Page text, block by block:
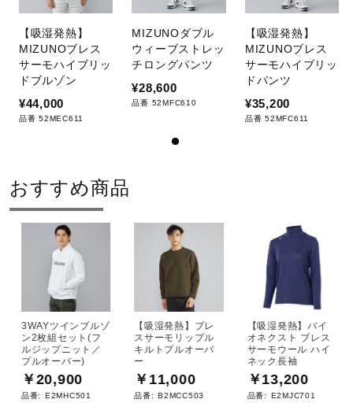
ドライクリーニング禁止
グができる
サイズ
M、L、XL、2XL
カラー
01：ホワイト
【吸湿発熱】
MIZUNOブレス
サーモハイブリッ
ドブルゾン
¥44,000
品番 52MEC611
MIZUNOダブル
ウィーブストレッ
チロングパンツ
¥28,600
品番 52MFC610
【吸湿発熱】
MIZUNOブレス
サーモハイブリッ
ドパンツ
¥35,200
品番 52MFC611
おすすめ商品
3WAYツインブルゾ
ン2枚組セット(フ
ルジップニット／
プルオーバー)
￥20,900
品番: E2MHC501
【吸湿発熱】ブレ
スサーモリップル
キルトプルオーバ
ー
￥11,000
品番: B2MCC503
【吸湿発熱】バイ
オネクスト ブレス
サーモウール ハイ
ネック長袖
￥13,200
品番: E2MJC701